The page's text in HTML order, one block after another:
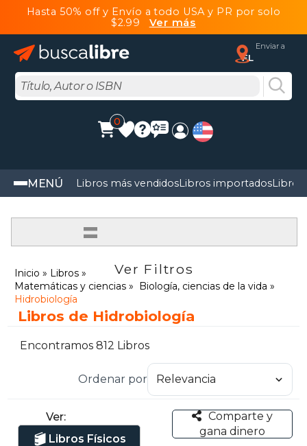
Hasta 50% off y Envío a todo USA y PR por solo
$2.99 Ver más
Enviar a
FL
0
MENÚ Libros más vendidosLibros importadosLibros
=
Ver Filtros
Inicio
Libros
Matemáticas y ciencias
Biología, ciencias de la vida
Hidrobiología
Libros de Hidrobiología
Encontramos 812 Libros
Ordenar por
Ver:
Libros Físicos
Comparte y
gana dinero